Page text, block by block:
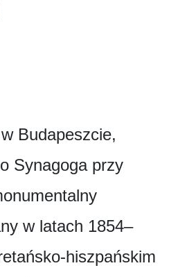
Budapeszcie,
Synagoga przy
w latach 1854–
hiszpańskim